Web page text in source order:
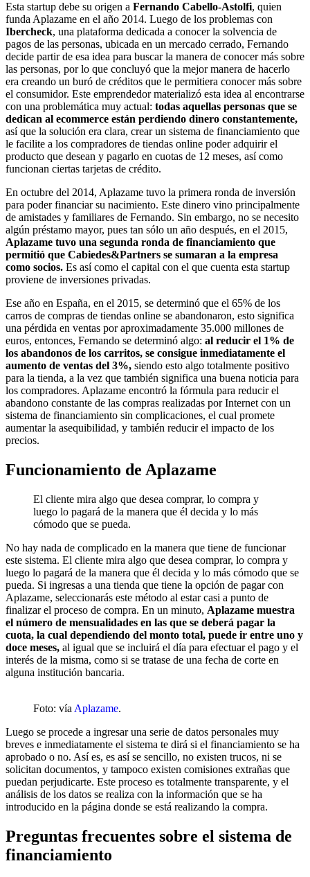
Esta startup debe su origen a Fernando Cabello-Astolfi, quien
funda Aplazame en el año 2014. Luego de los problemas con
Ibercheck, una plataforma dedicada a conocer la solvencia de
pagos de las personas, ubicada en un mercado cerrado, Fernando
decide partir de esa idea para buscar la manera de conocer más sobre
las personas, por lo que concluyó que la mejor manera de hacerlo
era creando un buró de créditos que le permitiera conocer más sobre
el consumidor. Este emprendedor materializó esta idea al encontrarse
con una problemática muy actual: todas aquellas personas que se
dedican al ecommerce están perdiendo dinero constantemente,
así que la solución era clara, crear un sistema de financiamiento que
le facilite a los compradores de tiendas online poder adquirir el
producto que desean y pagarlo en cuotas de 12 meses, así como
funcionan ciertas tarjetas de crédito.
En octubre del 2014, Aplazame tuvo la primera ronda de inversión
para poder financiar su nacimiento. Este dinero vino principalmente
de amistades y familiares de Fernando. Sin embargo, no se necesito
algún préstamo mayor, pues tan sólo un año después, en el 2015,
Aplazame tuvo una segunda ronda de financiamiento que
permitió que Cabiedes&Partners se sumaran a la empresa
como socios. Es así como el capital con el que cuenta esta startup
proviene de inversiones privadas.
Ese año en España, en el 2015, se determinó que el 65% de los
carros de compras de tiendas online se abandonaron, esto significa
una pérdida en ventas por aproximadamente 35.000 millones de
euros, entonces, Fernando se determinó algo: al reducir el 1% de
los abandonos de los carritos, se consigue inmediatamente el
aumento de ventas del 3%, siendo esto algo totalmente positivo
para la tienda, a la vez que también significa una buena noticia para
los compradores. Aplazame encontró la fórmula para reducir el
abandono constante de las compras realizadas por Internet con un
sistema de financiamiento sin complicaciones, el cual promete
aumentar la asequibilidad, y también reducir el impacto de los
precios.
Funcionamiento de Aplazame
El cliente mira algo que desea comprar, lo compra y
luego lo pagará de la manera que él decida y lo más
cómodo que se pueda.
No hay nada de complicado en la manera que tiene de funcionar
este sistema. El cliente mira algo que desea comprar, lo compra y
luego lo pagará de la manera que él decida y lo más cómodo que se
pueda. Si ingresas a una tienda que tiene la opción de pagar con
Aplazame, seleccionarás este método al estar casi a punto de
finalizar el proceso de compra. En un minuto, Aplazame muestra
el número de mensualidades en las que se deberá pagar la
cuota, la cual dependiendo del monto total, puede ir entre uno y
doce meses, al igual que se incluirá el día para efectuar el pago y el
interés de la misma, como si se tratase de una fecha de corte en
alguna institución bancaria.
Foto: vía Aplazame.
Luego se procede a ingresar una serie de datos personales muy
breves e inmediatamente el sistema te dirá si el financiamiento se ha
aprobado o no. Así es, es así se sencillo, no existen trucos, ni se
solicitan documentos, y tampoco existen comisiones extrañas que
puedan perjudicarte. Este proceso es totalmente transparente, y el
análisis de los datos se realiza con la información que se ha
introducido en la página donde se está realizando la compra.
Preguntas frecuentes sobre el sistema de
financiamiento